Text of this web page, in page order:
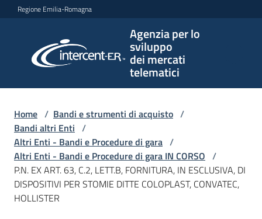
Vai al contenuto
Vai alla navigazione
Vai al footer
Regione Emilia-Romagna
Agenzia per lo
sviluppo
dei mercati
telematici
per lo
sviluppo
telematici
L'Agenzia
Home / Bandi e strumenti di acquisto /
Bandi altri Enti /
Altri Enti - Bandi e Procedure di gara /
Altri Enti - Bandi e Procedure di gara IN CORSO /
P.N. EX ART. 63, C.2, LETT.B, FORNITURA, IN ESCLUSIVA, DI
DISPOSITIVI PER STOMIE DITTE COLOPLAST, CONVATEC,
HOLLISTER